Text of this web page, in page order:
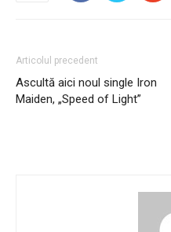
Articolul precedent
Ascultă aici noul single Iron
Maiden, „Speed of Light”